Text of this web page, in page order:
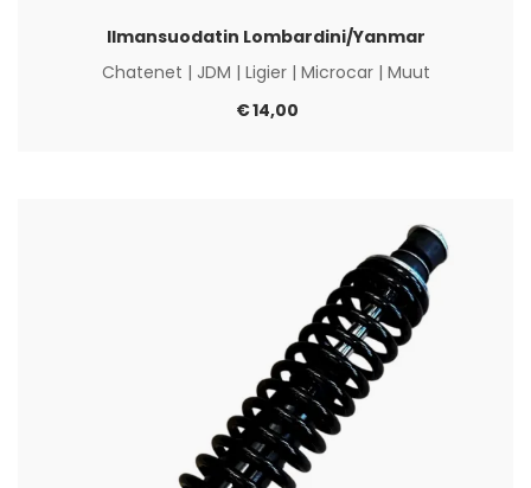
Ilmansuodatin Lombardini/Yanmar
Chatenet | JDM | Ligier| Microcar| Muut
€14,00